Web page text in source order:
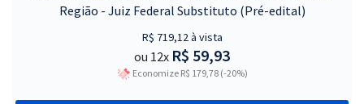
Região - Juiz Federal Substituto (Pré-edital)
R$ 719,12 à vista
ou 12x R$ 59,93
Economize R$ 179,78 (-20%)